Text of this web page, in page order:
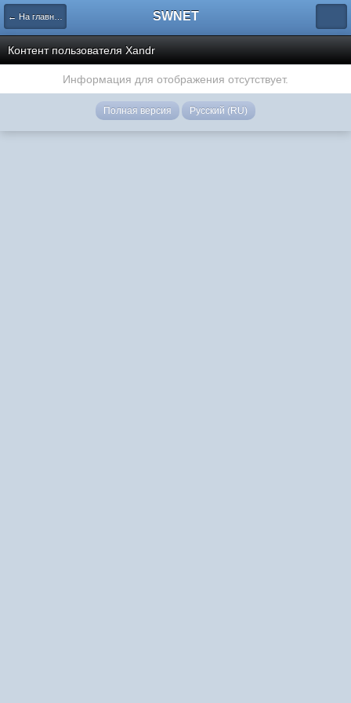
← На главную страницу SWNET
Контент пользователя Xandr
Информация для отображения отсутствует.
Полная версия Русский (RU)